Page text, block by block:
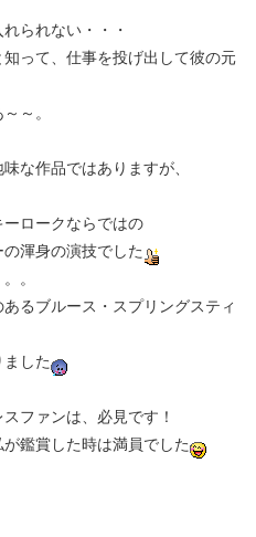
られない・・・
って、仕事を投げ出して彼の元
～。
な作品ではありますが、
ロークならではの
渾身の演技でした
。
るブルース・スプリングスティ
した
ファンは、必見です！
鑑賞した時は満員でした